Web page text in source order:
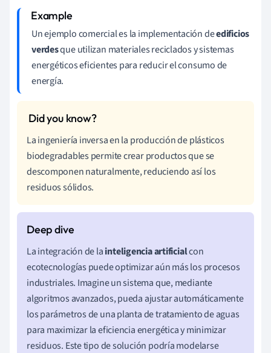
Un ejemplo comercial es la implementación deedificios
verdesque utilizan materiales reciclados y sistemas
energéticos eficientes para reducir el consumo de
energía.
La ingeniería inversa en la producción de plásticos
biodegradables permite crear productos que se
descomponen naturalmente, reduciendo así los
residuos sólidos.
La integración de lainteligencia artificialcon
ecotecnologías puede optimizar aún más los procesos
industriales. Imagine un sistema que, mediante
algoritmos avanzados, pueda ajustar automáticamente
los parámetros de una planta de tratamiento de aguas
para maximizar la eficiencia energética y minimizar
residuos. Este tipo de solución podría modelarse